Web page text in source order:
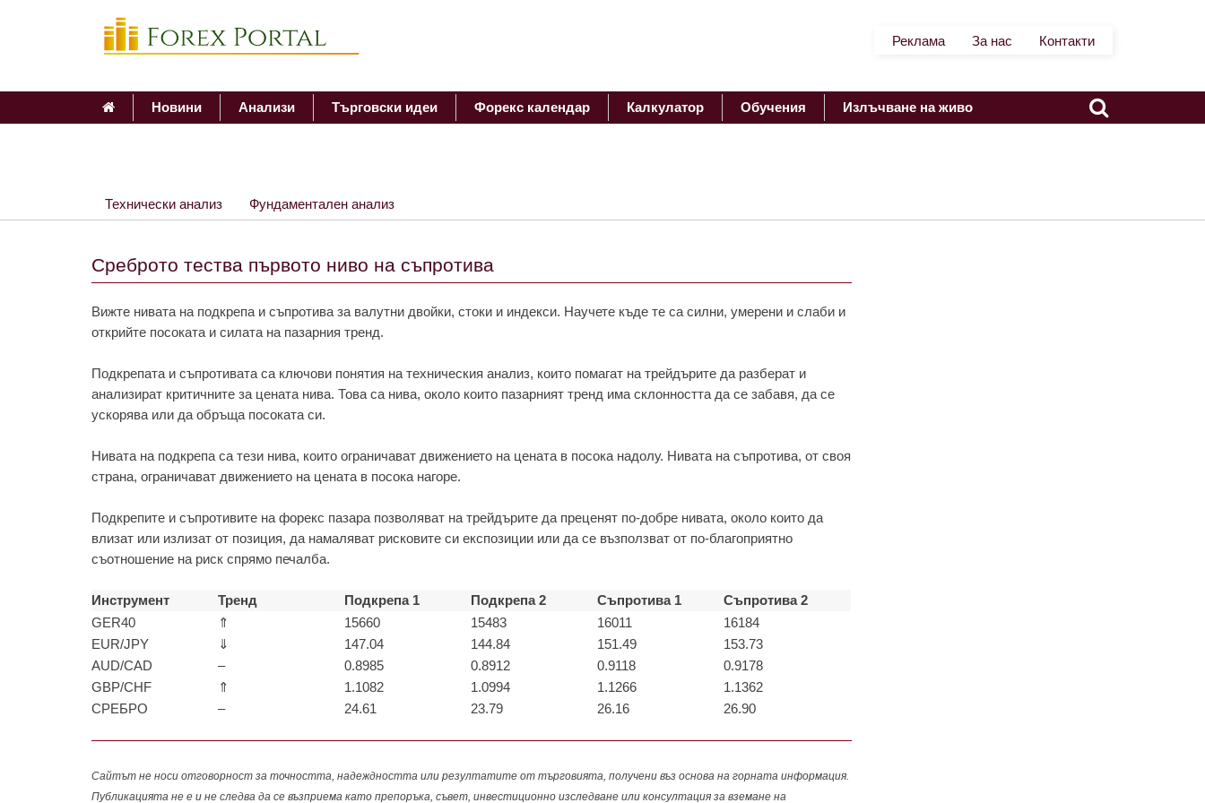
Реклама За нас Контакти
Новини Анализи Търговски идеи Форекс календар Калкулатор Обучения Излъчване на живо
Технически анализ Фундаментален анализ
Среброто тества първото ниво на съпротива
Вижте нивата на подкрепа и съпротива за валутни двойки, стоки и индекси. Научете къде те са силни, умерени и слаби и
открийте посоката и силата на пазарния тренд.
Подкрепата и съпротивата са ключови понятия на техническия анализ, които помагат на трейдърите да разберат и
анализират критичните за цената нива. Това са нива, около които пазарният тренд има склонността да се забавя, да се
ускорява или да обръща посоката си.
Нивата на подкрепа са тези нива, които ограничават движението на цената в посока надолу. Нивата на съпротива, от своя
страна, ограничават движението на цената в посока нагоре.
Подкрепите и съпротивите на форекс пазара позволяват на трейдърите да преценят по-добре нивата, около които да
влизат или излизат от позиция, да намаляват рисковите си експозиции или да се възползват от по-благоприятно
съотношение на риск спрямо печалба.
Инструмент Тренд Подкрепа 1 Подкрепа 2 Съпротива 1
Съпротива 2
GER40
⇑ 15660 15483 16011
16184
EUR/JPY
⇓ 147.04 144.84 151.49
153.73
AUD/CAD
– 0.8985 0.8912 0.9118
0.9178
GBP/CHF
⇑ 1.1082 1.0994 1.1266
1.1362
СРЕБРО
– 24.61 23.79 26.16 26.90
Сайтът не носи отговорност за точността, надеждността или резултатите от търговията, получени въз основа на горната информация.
Публикацията не е и не следва да се възприема като препоръка, съвет, инвестиционно изследване или консултация за вземане на